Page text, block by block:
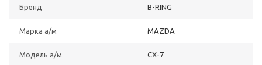
Бренд B-RING
Марка а/м MAZDA
Модель а/м CX-7